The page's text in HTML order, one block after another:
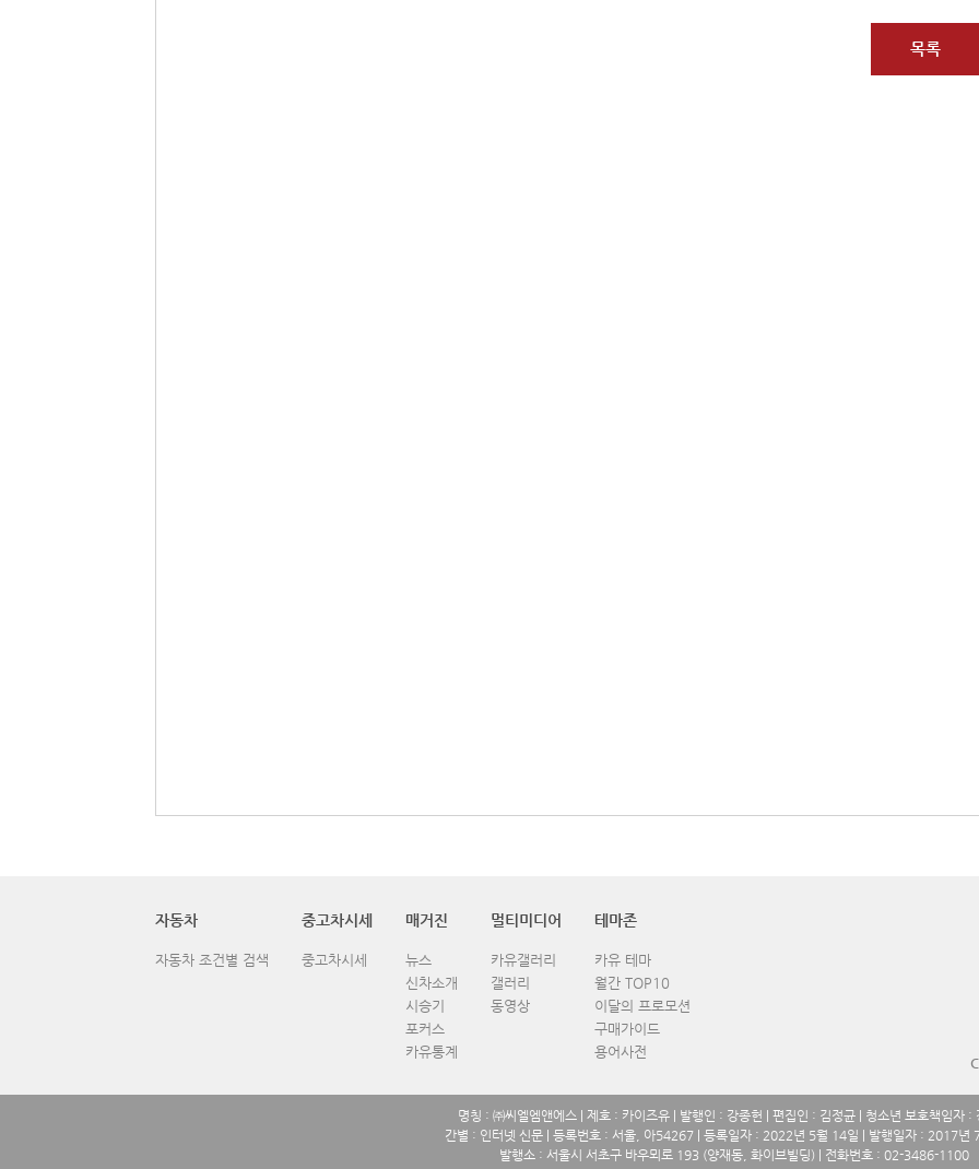
목록
자동차
자동차 조건별 검색
중고차시세
중고차시세
매거진
뉴스
신차소개
시승기
포커스
카유통계
멀티미디어
카유갤러리
갤러리
동영상
테마존
카유 테마
월간 TOP10
이달의 프로모션
구매가이드
용어사전
명칭 : ㈜씨엘엠앤에스 | 제호 : 카이즈유 | 발행인 : 강종헌 | 편집인 : 김정균 | 청소년 보호책임자 :
간별 : 인터넷 신문 | 등록번호 : 서울, 아54267 | 등록일자 : 2022년 5월 14일 | 발행일자 : 2017년
발행소 : 서울시 서초구 바우뫼로 193 (양재동, 화이브빌딩) | 전화번호 : 02-3486-1100